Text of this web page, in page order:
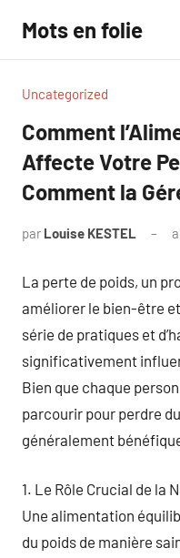
contenu
Mots en folie
Uncategorized
Comment
Affecte Votre
Comment la
par Louise KESTEL
La perte de poids, un
améliorer le bien-être
série de pratiques et
significativement
Bien que chaque
parcourir pour perdre
généralement
1. Le Rôle Crucial de la
Une alimentation
du poids de manière